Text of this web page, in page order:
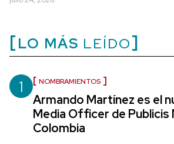
LO MÁS LEÍDO
1 NOMBRAMIENTOS
Armando Martínez es el
Media Officer de Publicis
Colombia